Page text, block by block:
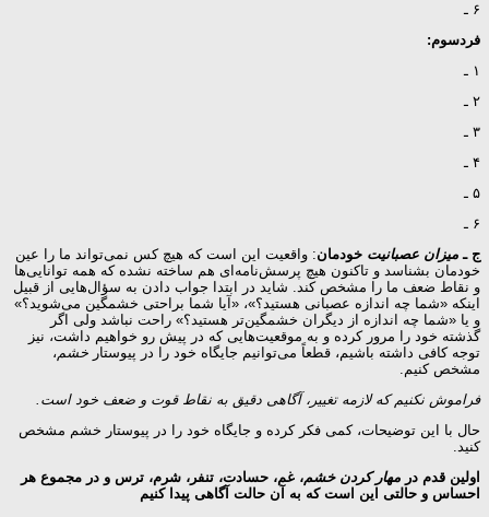
۶ ـ
فردسوم:
۱ ـ
۲ ـ
۳ ـ
۴ ـ
۵ ـ
۶ ـ
ج ـ میزان عصبانیت خودمان: واقعیت این است که هیچ کس نمی‌تواند ما را عین
خودمان بشناسد و تاکنون هیچ پرسش‌نامه‌ای هم ساخته نشده که همه توانایی‌ها
و نقاط ضعف ما را مشخص کند. شاید در ابتدا جواب دادن به سؤال‌هایی از قبیل
اینکه «شما چه اندازه عصبانی هستید؟»، «آیا شما براحتی خشمگین می‌شوید؟»
و یا «شما چه اندازه از دیگران خشمگین‌تر هستید؟» راحت نباشد ولی اگر
گذشته خود را مرور کرده و به موقعیت‌هایی که در پیش رو خواهیم داشت، نیز
توجه کافی داشته باشیم، قطعاً می‌توانیم جایگاه خود را در پیوستار خشم ،
مشخص کنیم.
فراموش نکنیم که لازمه تغییر، آگاهی دقیق به نقاط قوت و ضعف خود است.
حال با این توضیحات، کمی فکر کرده و جایگاه خود را در پیوستار خشم مشخص
کنید.
اولین قدم در مهار کردن خشم، غم، حسادت، تنفر، شرم، ترس و در مجموع هر
احساس و حالتی این است که به آن حالت آگاهی پیدا کنیم